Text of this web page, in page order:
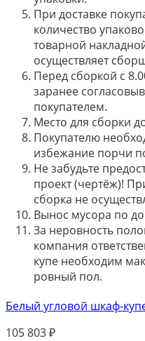
При доставке
количество
товарной
осуществляет
Перед сборкой с
заранее
покупателем.
Место для сборки
Покупателю
избежание порчи
Не забудьте
проект (чертёж)!
сборка не
Вынос мусора по
За неровность
компания
купе необходим
ровный пол.
Белый угловой шкаф-
105 803₽